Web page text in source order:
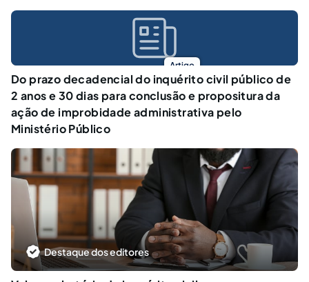
Artigo
Do prazo decadencial do inquérito civil público de
2 anos e 30 dias para conclusão e propositura da
ação de improbidade administrativa pelo
Ministério Público
Destaque dos editores